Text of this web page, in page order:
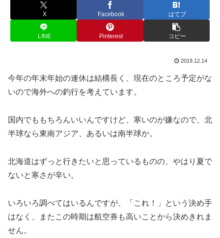
X Facebook はてブ
LINE Pinterest コピー
2019.12.14
今年の年末年始の連休は結構長く、現在のところ予定がな
いので海外への釣行を考えています。
国内でももちろんいいんですけど、寒いのが嫌なので、北
半球なら東南アジア、あるいは南半球か。
北海道はずっと行きたいと思っているものの、やはり夏で
ないと寒さが辛い。
いろいろ調べてはいるんですが、「これ！」という決め手
はなく、またこの時期は航空券も高いことから決めきれま
せん。